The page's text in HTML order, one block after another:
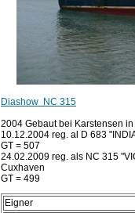
Diashow NC 315
2004 Gebaut bei Karstensen
10.12.2004 reg. al D 683
GT = 507
24.02.2009 reg. als NC 315
Cuxhaven
GT = 499
Eigner